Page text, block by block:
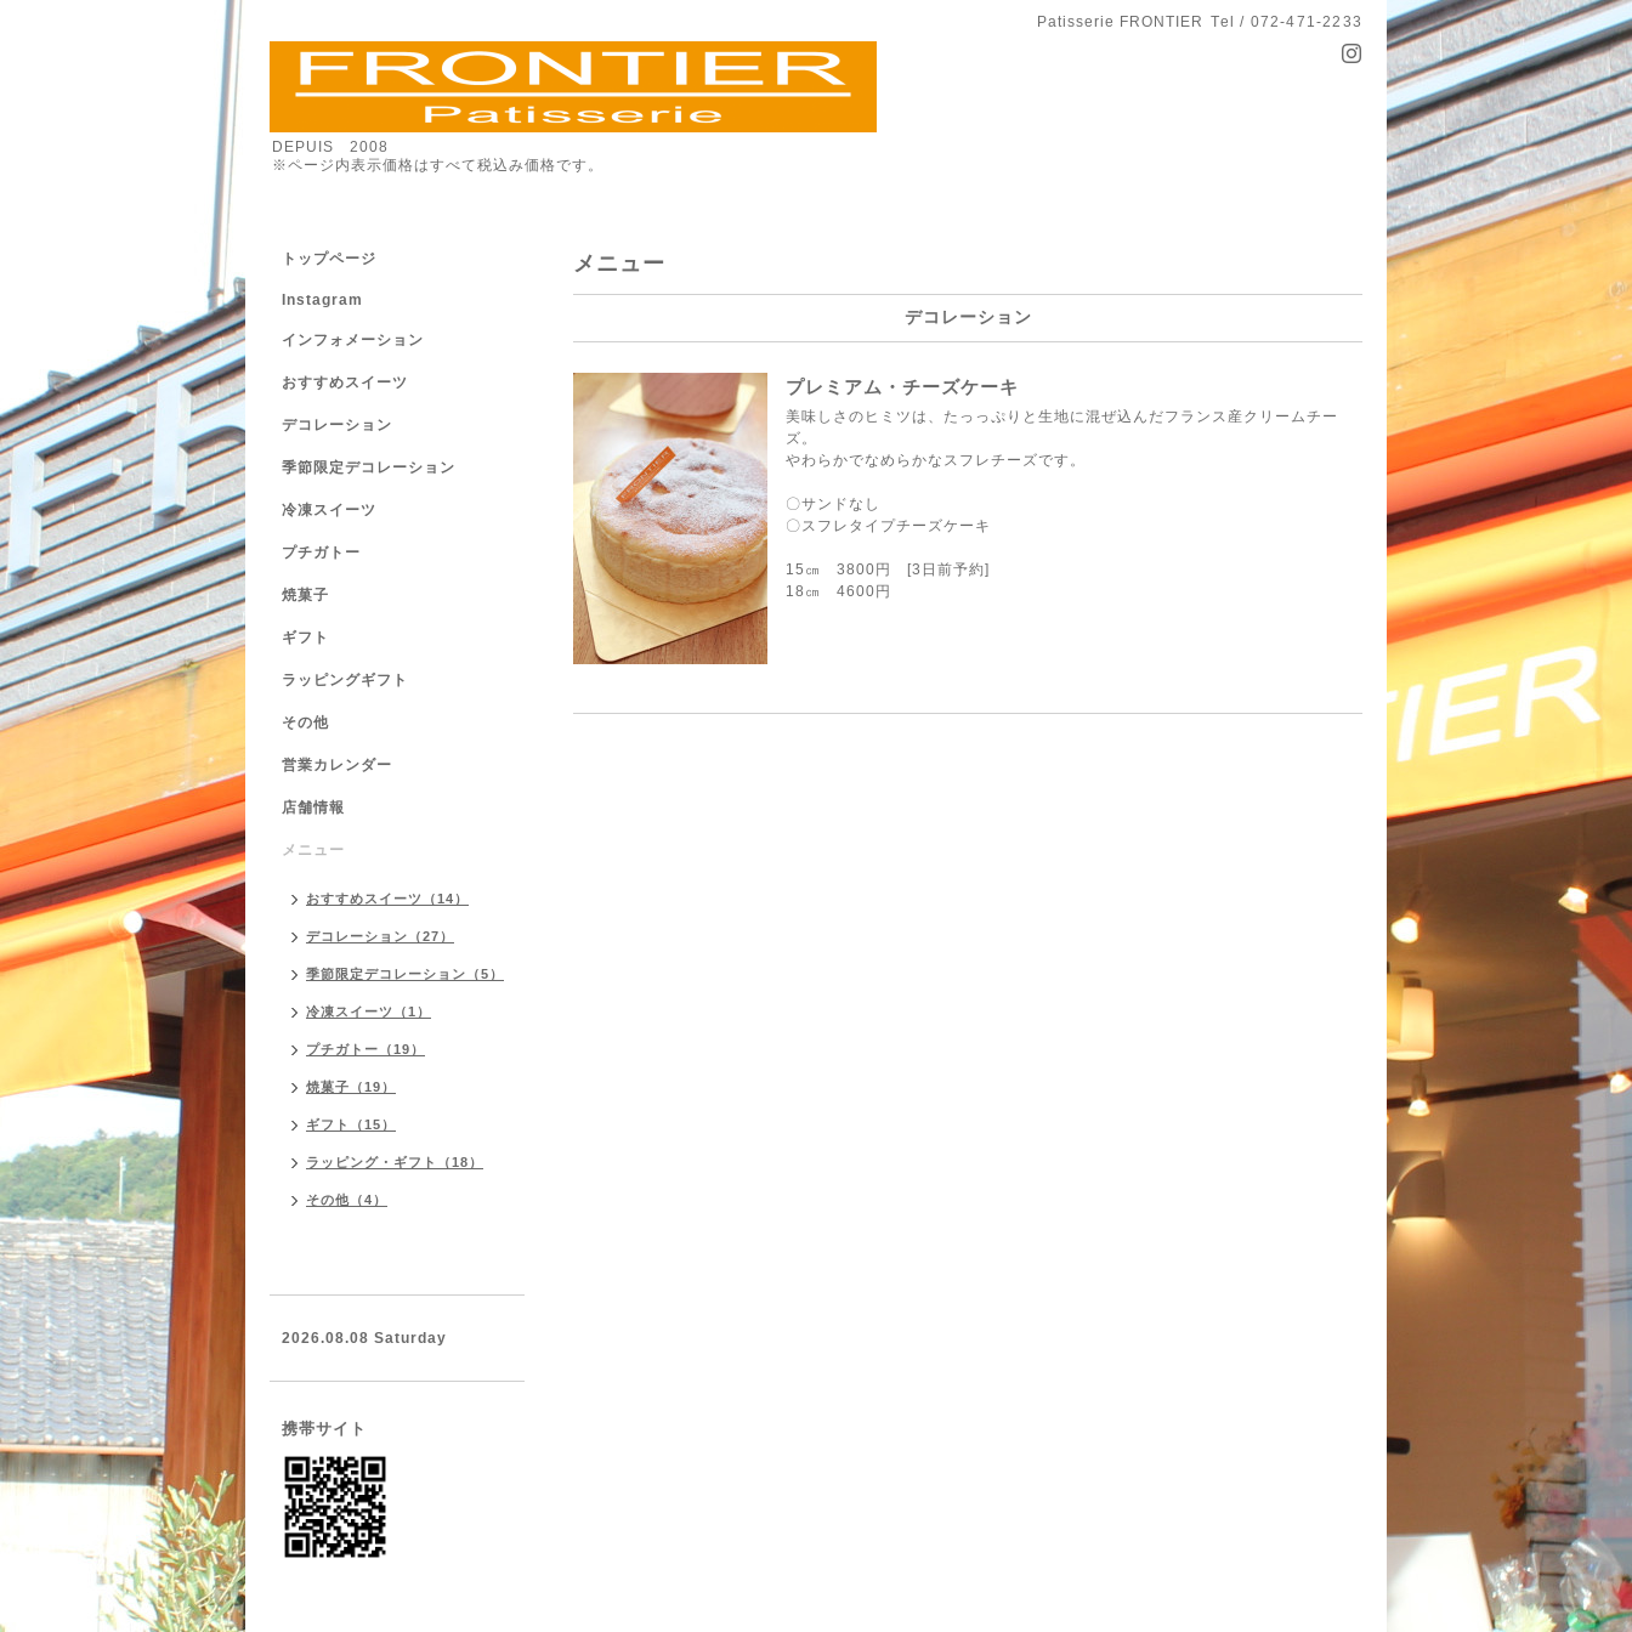
Patisserie FRONTIER Tel / 072-471-2233
DEPUIS 2008
※ページ内表示価格はすべて税込み価格です。
メニュー
デコレーション
プレミアム・チーズケーキ
美味しさのヒミツは、たっっぷりと生地に混ぜ込んだフランス産クリームチー
ズ。
やわらかでなめらかなスフレチーズです。
〇サンドなし
〇スフレタイプチーズケーキ
15㎝ 3800円 [3日前予約]
18㎝ 4600円
トップページ
Instagram
インフォメーション
おすすめスイーツ
デコレーション
季節限定デコレーション
冷凍スイーツ
プチガトー
焼菓子
ギフト
ラッピングギフト
その他
営業カレンダー
店舗情報
メニュー
おすすめスイーツ（14）
デコレーション（27）
季節限定デコレーション（5）
冷凍スイーツ（1）
プチガトー（19）
焼菓子（19）
ギフト（15）
ラッピング・ギフト（18）
その他（4）
2026.08.08 Saturday
携帯サイト